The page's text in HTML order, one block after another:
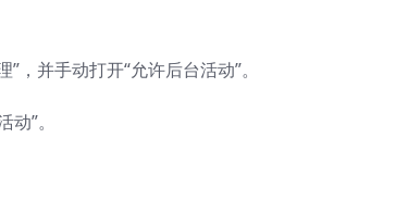
，并手动打开“允许后台活动”。
”。